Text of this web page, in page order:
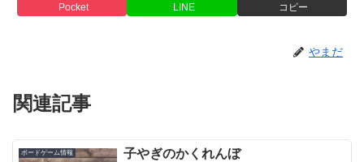
Pocket LINE コピー
やまだ
関連記事
ボードゲーム情報 子やぎのかくれんぼ